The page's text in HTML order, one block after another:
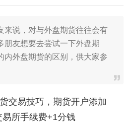
说，对与外盘期货往往会有
朋友想要去尝试一下外盘期
内外盘期货的区别，供大家参
交易技巧，期货开户添加
所手续费+1分钱